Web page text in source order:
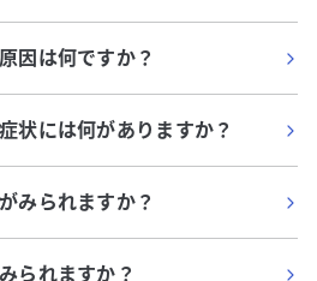
因は何ですか？
状には何がありますか？
みられますか？
られますか？